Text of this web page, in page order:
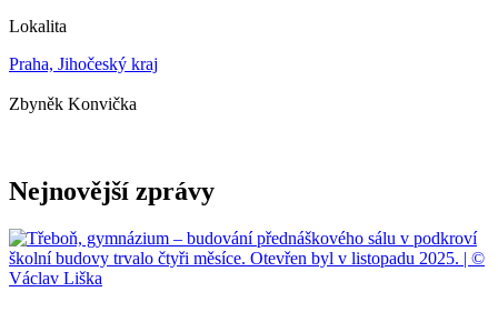
Lokalita
Praha, Jihočeský kraj
Zbyněk Konvička
Nejnovější zprávy